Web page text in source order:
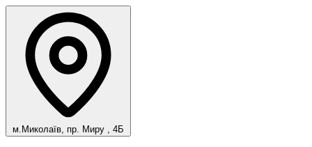
м.Миколаїв, пр. Миру , 4Б